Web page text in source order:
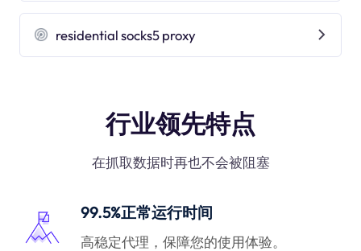
residential socks5 proxy
行业领先特点
在抓取数据时再也不会被阻塞
99.5%正常运行时间
高稳定代理，保障您的使用体验。